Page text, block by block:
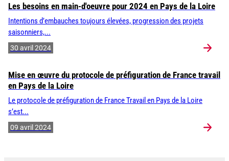
Les besoins en main-d'oeuvre pour 2024 en Pays de la Loire
Intentions d’embauches toujours élevées, progression des projets
saisonniers,...
30 avril 2024
Mise en œuvre du protocole de préfiguration de France travail
en Pays de la Loire
Le protocole de préfiguration de France Travail en Pays de la Loire
s’est...
09 avril 2024